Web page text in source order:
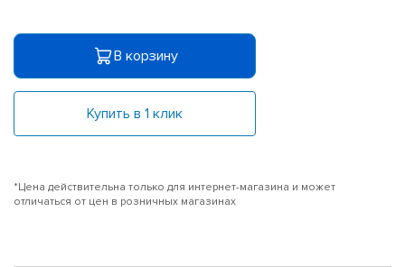
В корзину
Купить в 1 клик
*Цена действительна только для интернет-магазина и может
отличаться от цен в розничных магазинах